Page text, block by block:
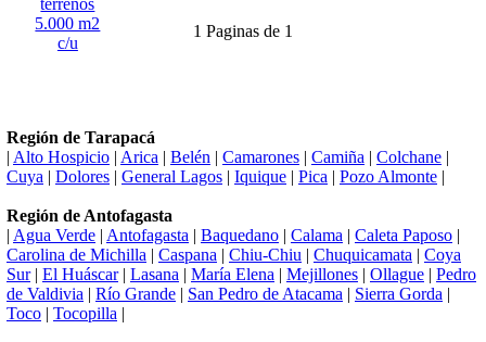
1 Paginas de 1
Región de Tarapacá
| Alto Hospicio | Arica | Belén | Camarones | Camiña | Colchane |
Cuya | Dolores | General Lagos | Iquique | Pica | Pozo Almonte |
Región de Antofagasta
| Agua Verde | Antofagasta | Baquedano | Calama | Caleta Paposo |
Carolina de Michilla | Caspana | Chiu-Chiu | Chuquicamata | Coya
Sur| El Huáscar| Lasana | María Elena | Mejillones | Ollague | Pedro
de Valdivia | Río Grande | San Pedro de Atacama | Sierra Gorda |
Toco | Tocopilla |